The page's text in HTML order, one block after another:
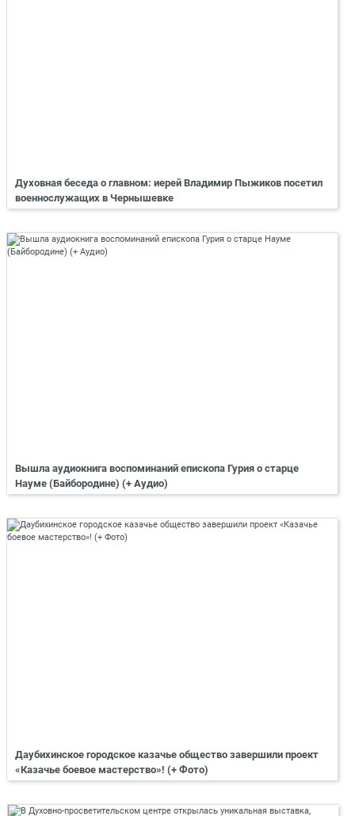
Духовная беседа о главном: иерей Владимир Пыжиков посетил
военнослужащих в Чернышевке
Вышла аудиокнига воспоминаний епископа Гурия о старце
Науме (Байбородине) (+ Аудио)
Даубихинское городское казачье общество завершили проект
«Казачье боевое мастерство»! (+ Фото)